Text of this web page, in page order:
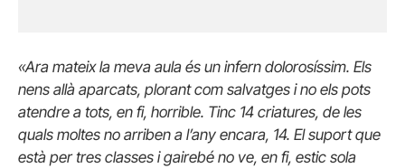
«Ara mateix la meva aula és un infern dolorosíssim. Els
nens allà aparcats, plorant com salvatges i no els pots
atendre a tots, en fi, horrible. Tinc 14 criatures, de les
quals moltes no arriben a l’any encara, 14. El suport que
està per tres classes i gairebé no ve, en fi, estic sola